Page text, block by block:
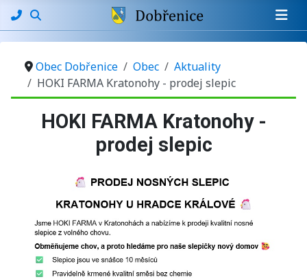
Obec Dobřenice Obec
Aktuality
HOKI FARMA Kratonohy - prodej slepic
HOKI FARMA Kratonohy -
prodej slepic